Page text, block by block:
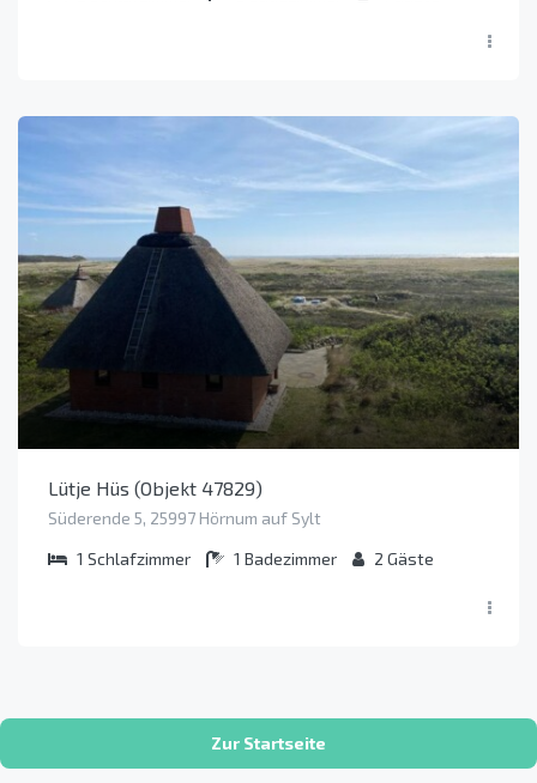
Lütje Hüs (Objekt 47829)
Süderende 5, 25997 Hörnum auf Sylt
1 Schlafzimmer 1 Badezimmer 2 Gäste
Zur Startseite